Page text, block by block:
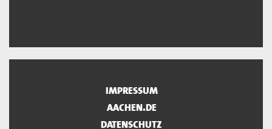
IMPRESSUM
AACHEN.DE
DATENSCHUTZ